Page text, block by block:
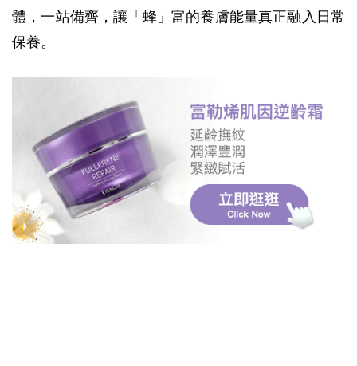
體，一站備齊，讓「蜂」富的養膚能量真正融入日常
保養。